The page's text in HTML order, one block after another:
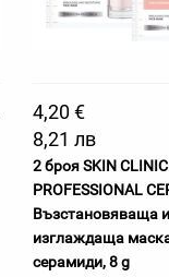
4,20 €
8,21 лв
2 броя SKIN CLINIC
PROFESSIONAL
Възстановяваща и
изглаждаща
серамиди, 8 g